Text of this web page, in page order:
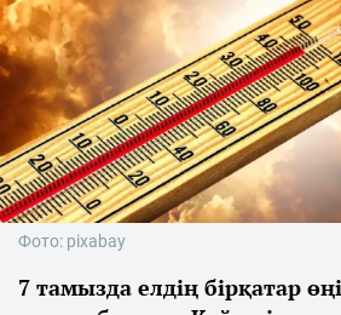
Фото: pixabay
7 тамызда елдің бірқатар